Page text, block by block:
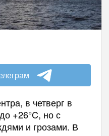
в четверг в
+26°C, но с
и грозами. В